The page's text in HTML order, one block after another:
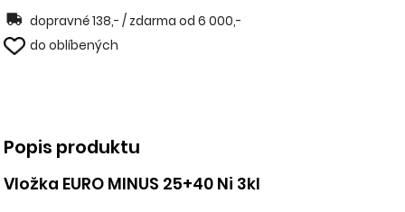
dopravné 138,- / zdarma od 6 000,-
do oblíbených
Popis produktu
Vložka EURO MINUS 25+40 Ni 3kl